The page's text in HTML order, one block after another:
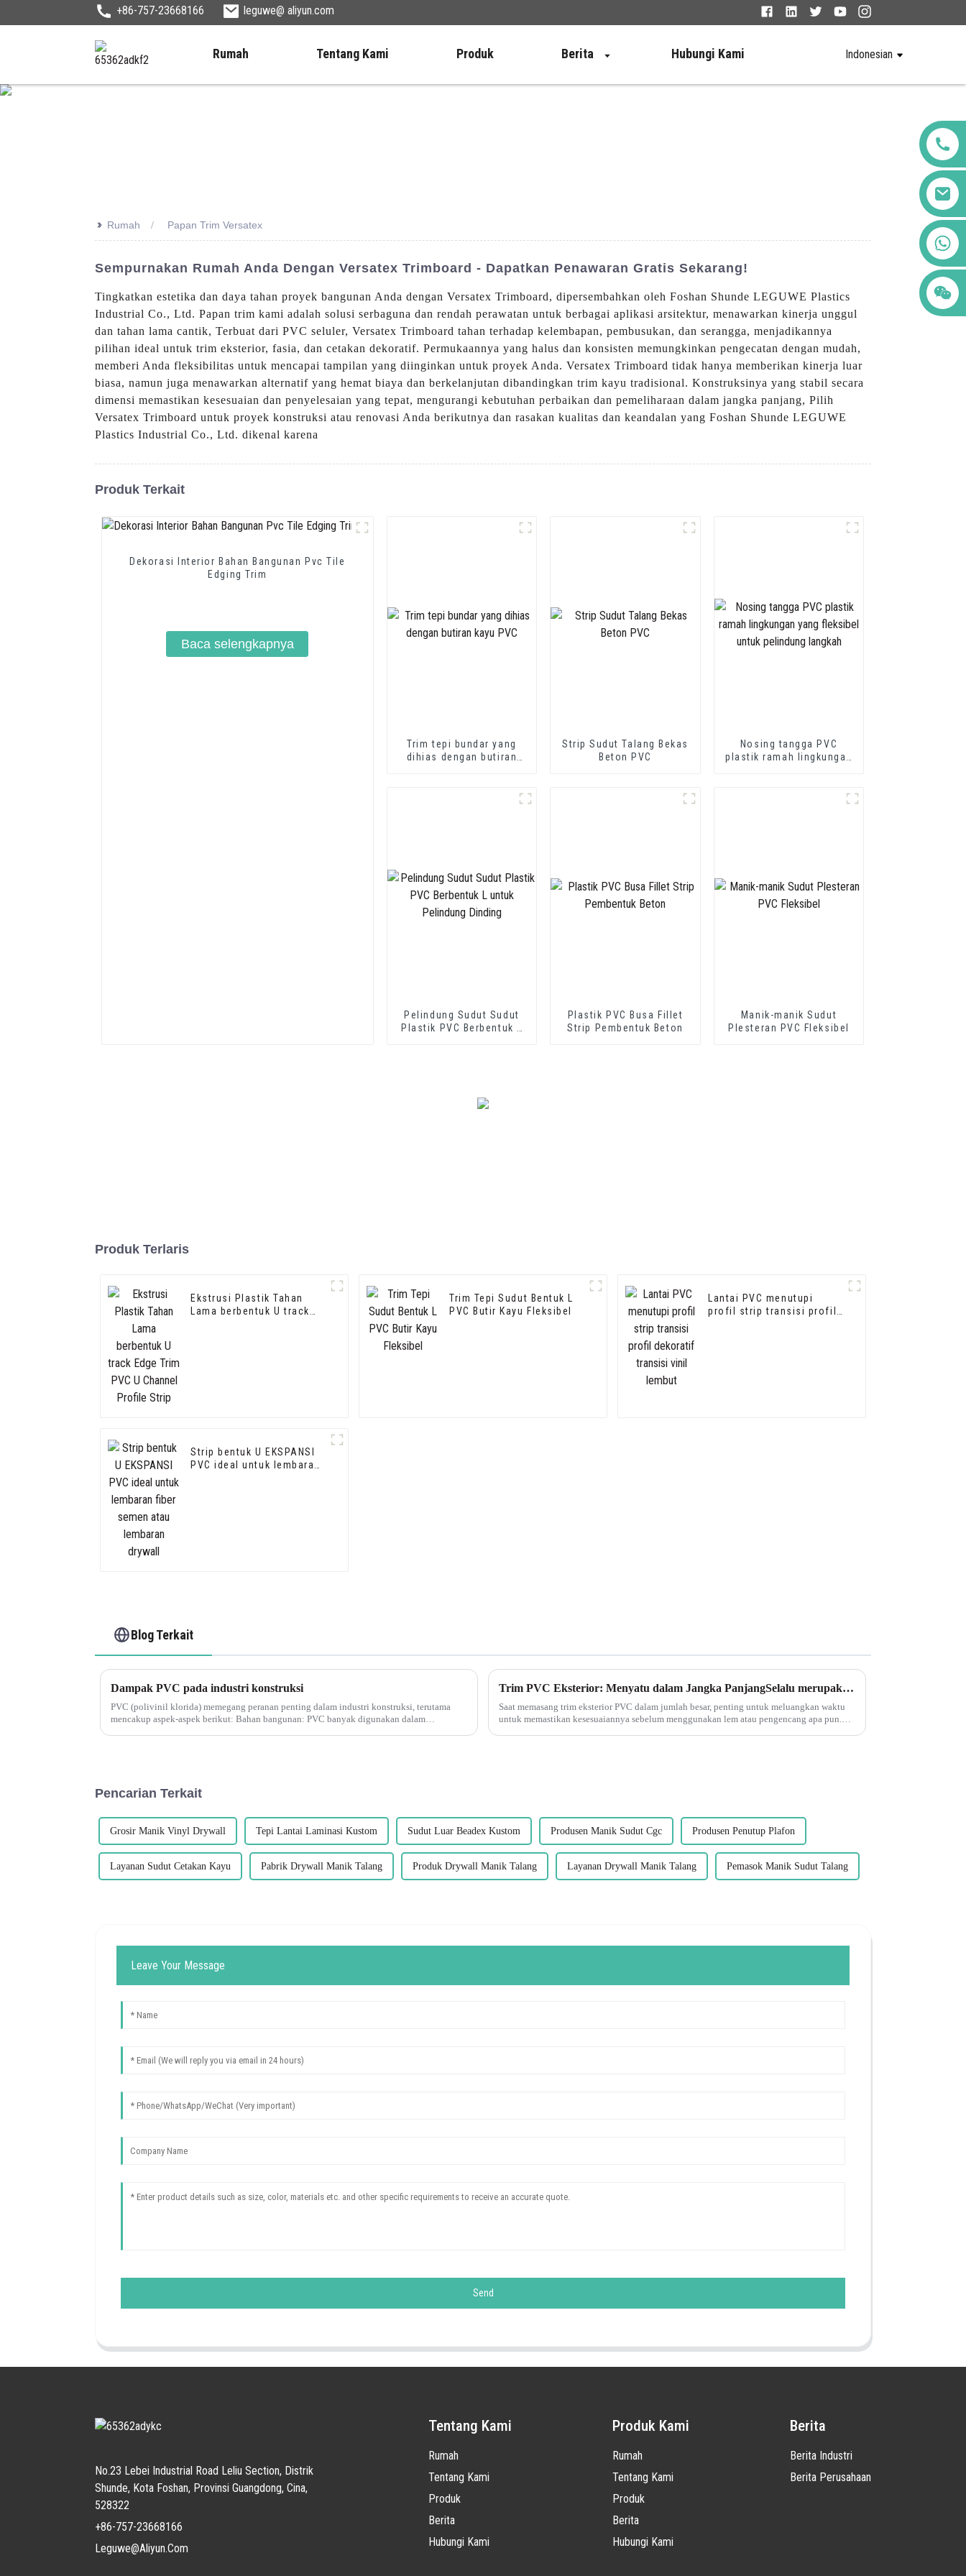
+86-757-23668166 leguwe@ aliyun.com
Rumah Tentang Kami Produk Berita Hubungi Kami Indonesian
+86 123456789122
>> Rumah Papan Trim Versatex
Sempurnakan Rumah Anda Dengan Versatex Trimboard - Dapatkan Penawaran Gratis Sekarang!
Tingkatkan estetika dan daya tahan proyek bangunan Anda dengan Versatex Trimboard, dipersembahkan oleh Foshan Shunde LEGUWE Plastics
Industrial Co., Ltd. Papan trim kami adalah solusi serbaguna dan rendah perawatan untuk berbagai aplikasi arsitektur, menawarkan kinerja unggul
dan tahan lama cantik, Terbuat dari PVC seluler, Versatex Trimboard tahan terhadap kelembapan, pembusukan, dan serangga, menjadikannya
pilihan ideal untuk trim eksterior, fasia, dan cetakan dekoratif. Permukaannya yang halus dan konsisten memungkinkan pengecatan dengan mudah,
memberi Anda fleksibilitas untuk mencapai tampilan yang diinginkan untuk proyek Anda. Versatex Trimboard tidak hanya memberikan kinerja luar
biasa, namun juga menawarkan alternatif yang hemat biaya dan berkelanjutan dibandingkan trim kayu tradisional. Konstruksinya yang stabil secara
dimensi memastikan kesesuaian dan penyelesaian yang tepat, mengurangi kebutuhan perbaikan dan pemeliharaan dalam jangka panjang, Pilih
Versatex Trimboard untuk proyek konstruksi atau renovasi Anda berikutnya dan rasakan kualitas dan keandalan yang Foshan Shunde LEGUWE
Plastics Industrial Co., Ltd. dikenal karena
Produk Terkait
Dekorasi Interior Bahan Bangunan Pvc Tile
Edging Trim
Baca selengkapnya
Trim tepi bundar yang
dihias dengan butiran
Strip Sudut Talang Bekas
Beton PVC
Nosing tangga PVC
plastik ramah lingkungan
Pelindung Sudut Sudut
Plastik PVC Berbentuk L
Plastik PVC Busa Fillet
Strip Pembentuk Beton
Manik-manik Sudut
Plesteran PVC Fleksibel
Produk Terlaris
Ekstrusi Plastik Tahan
Lama berbentuk U track
Trim Tepi Sudut Bentuk L
PVC Butir Kayu Fleksibel
Lantai PVC menutupi
profil strip transisi profil
Strip bentuk U EKSPANSI
PVC ideal untuk lembaran
Blog Terkait
Dampak PVC pada industri konstruksi
PVC (polivinil klorida) memegang peranan penting dalam industri konstruksi, terutama
mencakup aspek-aspek berikut: Bahan bangunan: PVC banyak digunakan dalam
Trim PVC Eksterior: Menyatu dalam Jangka PanjangSelalu merupakan ide bagus untuk mengeringkan potongan Anda untuk melihat apakah sudah pas sebelum Anda mengoleskan lem atau pengencang.
Saat memasang trim eksterior PVC dalam jumlah besar, penting untuk meluangkan waktu
untuk memastikan kesesuaiannya sebelum menggunakan lem atau pengencang apa pun.
Pencarian Terkait
Grosir Manik Vinyl Drywall Tepi Lantai Laminasi Kustom Sudut Luar Beadex Kustom Produsen Manik Sudut Cgc Produsen Penutup Plafon
Layanan Sudut Cetakan Kayu Pabrik Drywall Manik Talang Produk Drywall Manik Talang Layanan Drywall Manik Talang Pemasok Manik Sudut Talang
Leave Your Message
Send
No.23 Lebei Industrial Road Leliu Section, Distrik
Shunde, Kota Foshan, Provinsi Guangdong, Cina,
528322
+86-757-23668166
Leguwe@aliyun.com
Tentang Kami
Rumah
Tentang Kami
Produk
Berita
Hubungi Kami
Produk Kami
Rumah
Tentang Kami
Produk
Berita
Hubungi Kami
Berita
Berita Industri
Berita Perusahaan